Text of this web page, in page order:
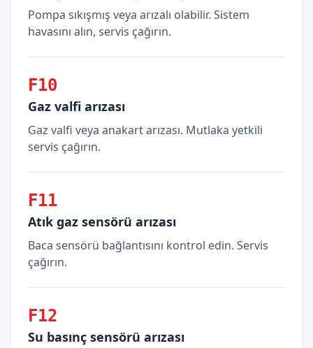
Pompa sıkışmış veya arızalı olabilir. Sistem
havasını alın, servis çağırın.
F10
Gaz valfi arızası
Gaz valfi veya anakart arızası. Mutlaka yetkili
servis çağırın.
F11
Atık gaz sensörü arızası
Baca sensörü bağlantısını kontrol edin. Servis
çağırın.
F12
Su basınç sensörü arızası